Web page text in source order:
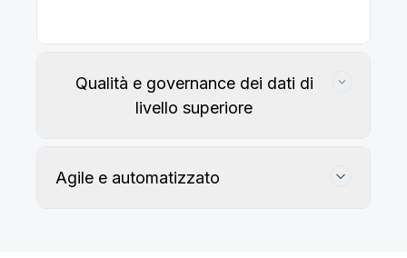
Qualità e governance dei dati di
livello superiore
Agile e automatizzato